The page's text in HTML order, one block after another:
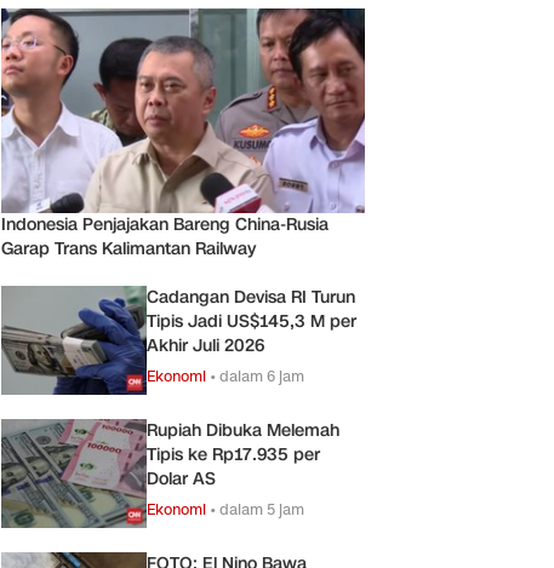
Indonesia Penjajakan Bareng China-Rusia
Garap Trans Kalimantan Railway
Cadangan Devisa RI Turun
Tipis Jadi US$145,3 M per
Akhir Juli 2026
Ekonomi •dalam 6 jam
Rupiah Dibuka Melemah
Tipis ke Rp17.935 per
Dolar AS
Ekonomi •dalam 5 jam